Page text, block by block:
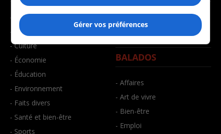
- Affaires municipales
- Communauté / Social
- Culture
- Économie
- Éducation
- Environnement
- Faits divers
- Santé et bien-être
- Sports
BALADOS
- Affaires
- Art de vivre
- Bien-être
- Emploi
Gérer vos préférences